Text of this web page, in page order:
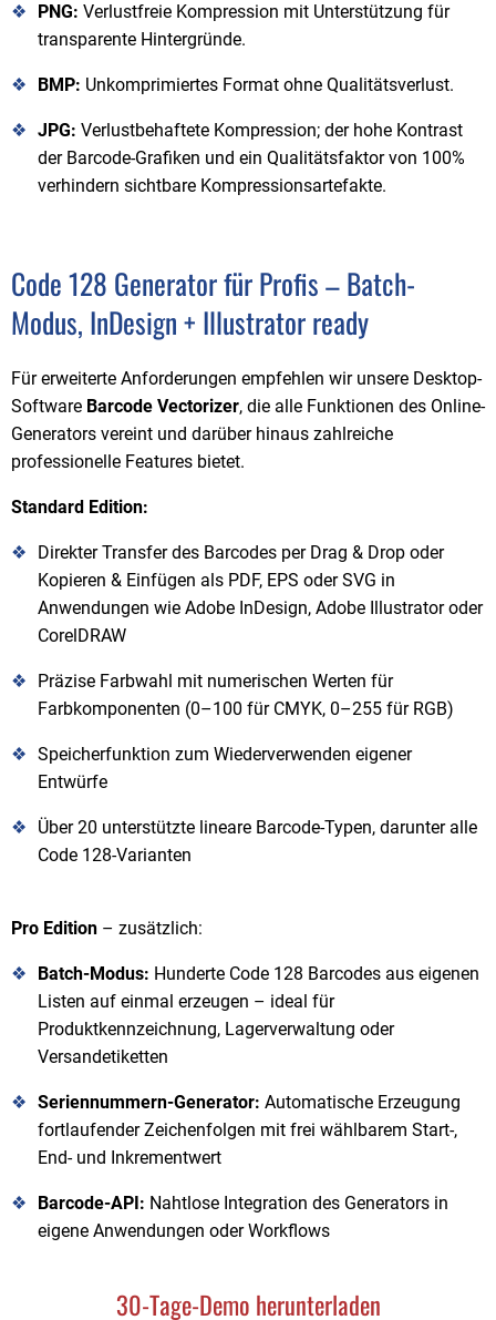
PNG: Verlustfreie Kompression mit Unterstützung für
transparente Hintergründe.
BMP: Unkomprimiertes Format ohne Qualitätsverlust.
JPG: Verlustbehaftete Kompression; der hohe Kontrast
der Barcode-Grafiken und ein Qualitätsfaktor von 100%
verhindern sichtbare Kompressionsartefakte.
Code 128 Generator für Profis – Batch-
Modus, InDesign + Illustrator ready
Für erweiterte Anforderungen empfehlen wir unsere Desktop-
Software Barcode Vectorizer, die alle Funktionen des Online-
Generators vereint und darüber hinaus zahlreiche
professionelle Features bietet.
Standard Edition:
Direkter Transfer des Barcodes per Drag & Drop oder
Kopieren & Einfügen als PDF, EPS oder SVG in
Anwendungen wie Adobe InDesign, Adobe Illustrator oder
CorelDRAW
Präzise Farbwahl mit numerischen Werten für
Farbkomponenten (0–100 für CMYK, 0–255 für RGB)
Speicherfunktion zum Wiederverwenden eigener
Entwürfe
Über 20 unterstützte lineare Barcode-Typen, darunter alle
Code 128-Varianten
Pro Edition – zusätzlich:
Batch-Modus: Hunderte Code 128 Barcodes aus eigenen
Listen auf einmal erzeugen – ideal für
Produktkennzeichnung, Lagerverwaltung oder
Versandetiketten
Seriennummern-Generator: Automatische Erzeugung
fortlaufender Zeichenfolgen mit frei wählbarem Start-,
End- und Inkrementwert
Barcode-API: Nahtlose Integration des Generators in
eigene Anwendungen oder Workflows
30-Tage-Demo herunterladen